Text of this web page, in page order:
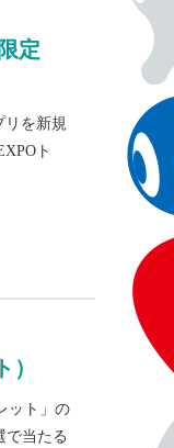
定
リを新規
ト
ット」の
で当たる